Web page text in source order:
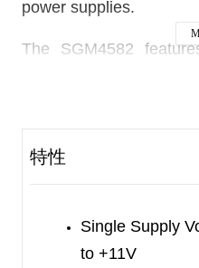
power supplies.
The SGM4582
applications, such as
video signal routing, etc.
when using a single
supplies because
特性
Single Supply
to +11V